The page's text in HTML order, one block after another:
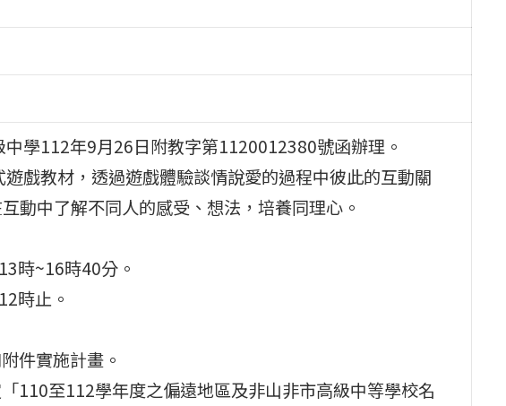
學112年9月26日附教字第1120012380號函辦理。
戲教材，透過遊戲體驗談情說愛的過程中彼此的互動關
動中了解不同人的感受、想法，培養同理心。
時~16時40分。
時止。
件實施計畫。
110至112學年度之偏遠地區及非山非市高級中等學校名